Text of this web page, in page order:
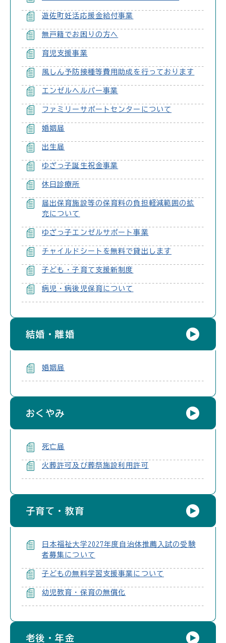
遊佐町妊活応援金給付事業
無戸籍でお困りの方へ
育児支援事業
風しん予防接種等費用助成を行っております
エンゼルヘルパー事業
ファミリーサポートセンターについて
婚姻届
出生届
ゆざっ子誕生祝金事業
休日診療所
届出保育施設等の保育料の負担軽減範囲の拡
充について
ゆざっ子エンゼルサポート事業
チャイルドシートを無料で貸出します
子ども・子育て支援新制度
病児・病後児保育について
結婚・離婚
婚姻届
おくやみ
死亡届
火葬許可及び葬祭施設利用許可
子育て・教育
日本福祉大学2027年度自治体推薦入試の受験
者募集について
子どもの無料学習支援事業について
幼児教育・保育の無償化
老後・年金